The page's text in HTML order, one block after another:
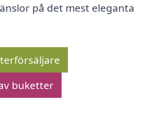
på det mest eleganta
buketter